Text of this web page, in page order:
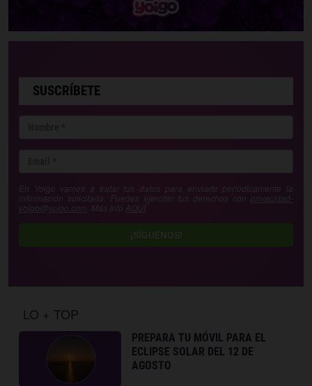
SUSCRÍBETE
En Yoigo vamos a tratar tus datos para enviarte periódicamente la
información solicitada. Puedes ejercitar tus derechos con privacidad-
yoigo@yoigo.com . Más Info AQUÍ
¡SÍGUENOS!
LO + TOP
PREPARA TU MÓVIL PARA EL
ECLIPSE SOLAR DEL 12 DE
AGOSTO